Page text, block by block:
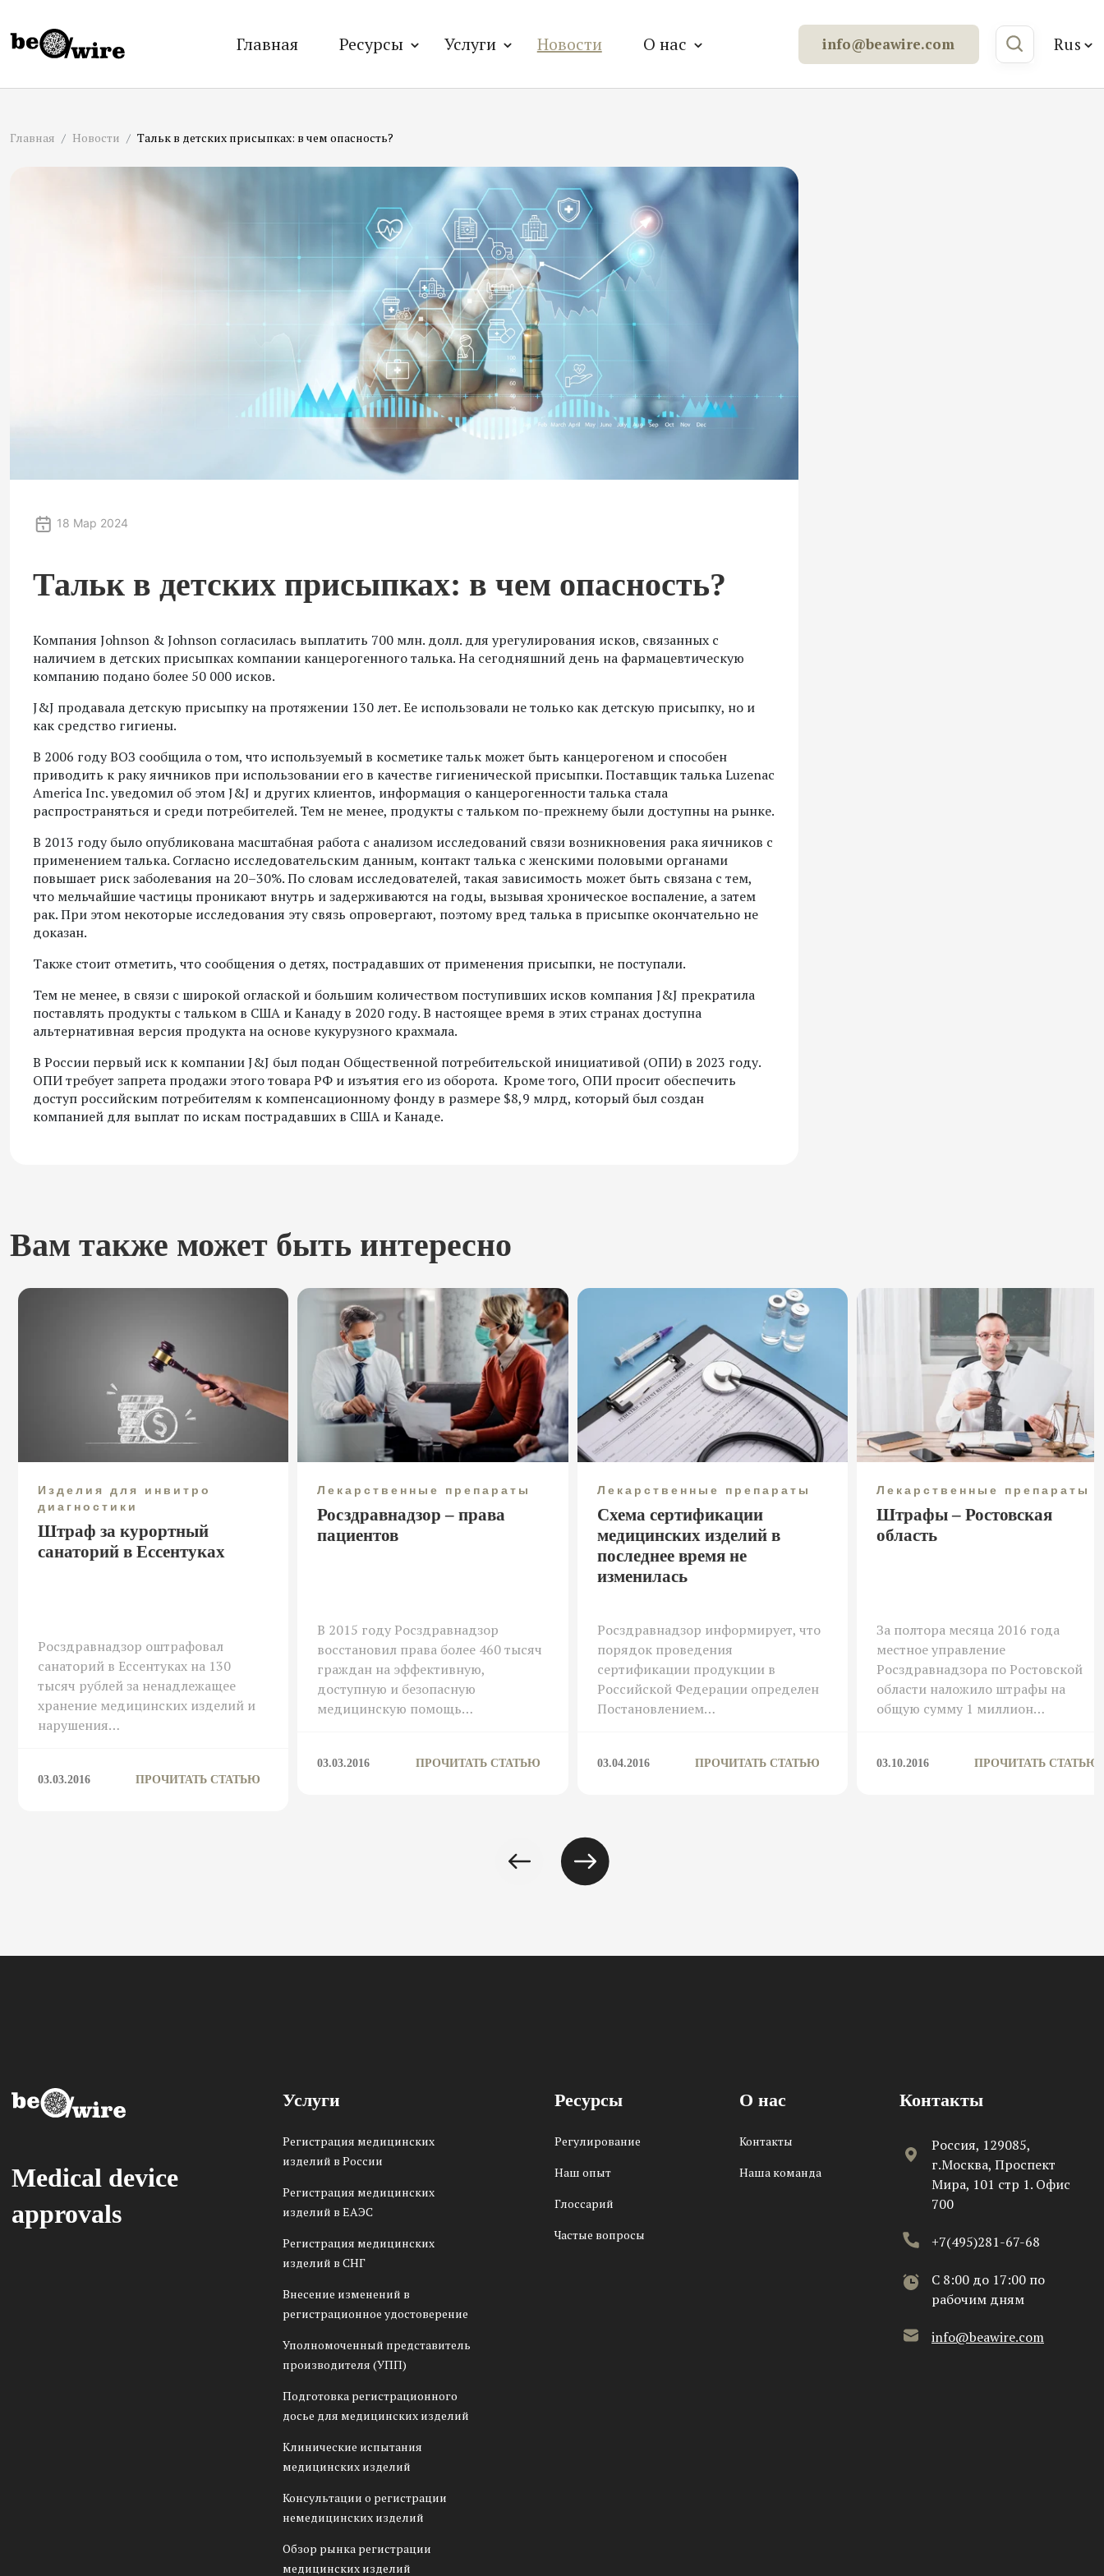
Главная Ресурсы Услуги Новости О нас info@beawire.com Rus
Главная Новости Тальк в детских присыпках: в чем опасность?
18 Мар 2024
Тальк в детских присыпках: в чем опасность?
Компания Johnson & Johnson согласилась выплатить 700 млн. долл. для урегулирования исков, связанных с
наличием в детских присыпках компании канцерогенного талька. На сегодняшний день на фармацевтическую
компанию подано более 50 000 исков.
J&J продавала детскую присыпку на протяжении 130 лет. Ее использовали не только как детскую присыпку, но и
как средство гигиены.
В 2006 году ВОЗ сообщила о том, что используемый в косметике тальк может быть канцерогеном и способен
приводить к раку яичников при использовании его в качестве гигиенической присыпки. Поставщик талька Luzenac
America Inc. уведомил об этом J&J и других клиентов, информация о канцерогенности талька стала
распространяться и среди потребителей. Тем не менее, продукты с тальком по-прежнему были доступны на рынке.
В 2013 году было опубликована масштабная работа с анализом исследований связи возникновения рака яичников с
применением талька. Согласно исследовательским данным, контакт талька с женскими половыми органами
повышает риск заболевания на 20–30%. По словам исследователей, такая зависимость может быть связана с тем,
что мельчайшие частицы проникают внутрь и задерживаются на годы, вызывая хроническое воспаление, а затем
рак. При этом некоторые исследования эту связь опровергают, поэтому вред талька в присыпке окончательно не
доказан.
Также стоит отметить, что сообщения о детях, пострадавших от применения присыпки, не поступали.
Тем не менее, в связи с широкой оглаской и большим количеством поступивших исков компания J&J прекратила
поставлять продукты с тальком в США и Канаду в 2020 году. В настоящее время в этих странах доступна
альтернативная версия продукта на основе кукурузного крахмала.
В России первый иск к компании J&J был подан Общественной потребительской инициативой (ОПИ) в 2023 году.
ОПИ требует запрета продажи этого товара РФ и изъятия его из оборота. Кроме того, ОПИ просит обеспечить
доступ российским потребителям к компенсационному фонду в размере $8,9 млрд, который был создан
компанией для выплат по искам пострадавших в США и Канаде.
Вам также может быть интересно
Изделия для инвитро
диагностики
Штраф за курортный
санаторий в Ессентуках
Росздравнадзор оштрафовал
санаторий в Ессентуках на 130
тысяч рублей за ненадлежащее
хранение медицинских изделий и
нарушения…
03.03.2016 ПРОЧИТАТЬ СТАТЬЮ
Лекарственные препараты
Росздравнадзор – права
пациентов
В 2015 году Росздравнадзор
восстановил права более 460 тысяч
граждан на эффективную,
доступную и безопасную
медицинскую помощь…
03.03.2016 ПРОЧИТАТЬ СТАТЬЮ
Лекарственные препараты
Схема сертификации
медицинских изделий в
последнее время не
изменилась
Росздравнадзор информирует, что
порядок проведения
сертификации продукции в
Российской Федерации определен
Постановлением…
03.04.2016 ПРОЧИТАТЬ СТАТЬЮ
Лекарственные препараты
Штрафы – Ростовская
область
За полтора месяца 2016 года
местное управление
Росздравнадзора по Ростовской
области наложило штрафы на
общую сумму 1 миллион…
03.10.2016 ПРОЧИТАТЬ СТАТЬЮ
Medical device
approvals
Услуги
Регистрация медицинских
изделий в России
Регистрация медицинских
изделий в ЕАЭС
Регистрация медицинских
изделий в СНГ
Внесение изменений в
регистрационное удостоверение
Уполномоченный представитель
производителя (УПП)
Подготовка регистрационного
досье для медицинских изделий
Клинические испытания
медицинских изделий
Консультации о регистрации
немедицинских изделий
Обзор рынка регистрации
медицинских изделий
Ресурсы
Регулирование
Наш опыт
Глоссарий
Частые вопросы
О нас
Контакты
Наша команда
Контакты
Россия, 129085,
г.Москва, Проспект
Мира, 101 стр 1. Офис
700
+7(495)281-67-68
C 8:00 до 17:00 по
рабочим дням
info@beawire.com